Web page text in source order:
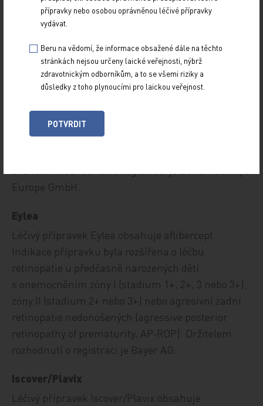
karcinomem žlučových cest. Držitelem rozhodnutí
o registraci je AstraZeneca AB.
Enhertu
Léčivý přípravek Enhertu obsahuje trastuzumab
deruxtekan. Přípravek je nově indikován jako
s pokročilým HER2‑pozitivním adenokarcinomem
žaludku nebo gastroezofageální junkce, kteří dříve
Europe GmbH.
Eylea
Léčivý přípravek Eylea obsahuje aflibercept.
Indikace přípravku byla rozšířena o léčbu
retinopatie u předčasně narozených dětí
s onemocněním zóny I (stadium 1+, 2+, 3 nebo 3+),
zóny II (stadium 2+ nebo 3+) nebo agresivní zadní
retinopatie nedonošených (agressive posterior
retinopathy of prematurity, AP‑ROP). Držitelem
rozhodnutí o registraci je Bayer AG.
Iscover/Plavix
Léčivý přípravek Iscover/Plavix obsahuje
přípravky nebo osobou oprávněnou léčivé přípravky
vydávat.
Beru na vědomí, že informace obsažené dále na těchto
stránkách nejsou určeny laické veřejnosti, nýbrž
zdravotnickým odborníkům, a to se všemi riziky a
důsledky z toho plynoucími pro laickou veřejnost.
POTVRDIT